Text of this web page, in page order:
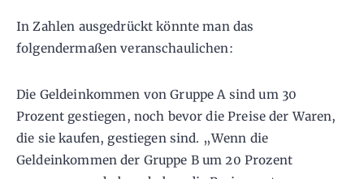
In Zahlen ausgedrückt könnte man das
folgendermaßen veranschaulichen:
Die Geldeinkommen von Gruppe A sind um 30
Prozent gestiegen, noch bevor die Preise der Waren,
die sie kaufen, gestiegen sind. „Wenn die
Geldeinkommen der Gruppe B um 20 Prozent